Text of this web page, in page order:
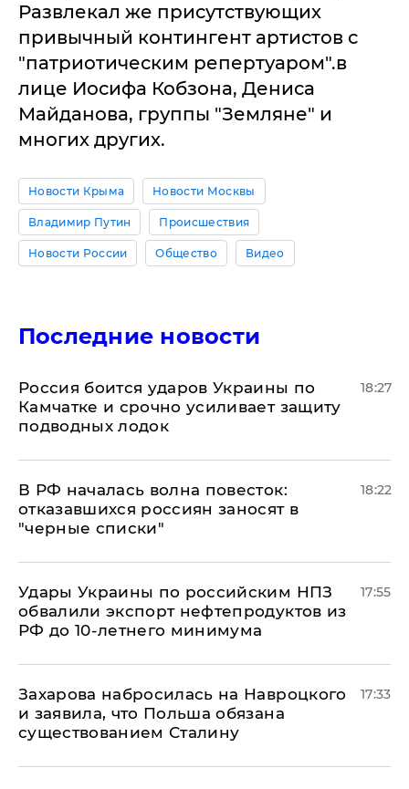
Развлекал же присутствующих
привычный контингент артистов с
"патриотическим репертуаром".в
лице Иосифа Кобзона, Дениса
Майданова, группы "Земляне" и
многих других.
Новости Крыма Новости Москвы
Владимир Путин Происшествия
Новости России Общество Видео
Последние новости
Россия боится ударов Украины по
Камчатке и срочно усиливает защиту
подводных лодок
18:27
​В РФ началась волна повесток:
отказавшихся россиян заносят в
"черные списки"
18:22
Удары Украины по российским НПЗ
обвалили экспорт нефтепродуктов из
РФ до 10-летнего минимума
17:55
​Захарова набросилась на Навроцкого
и заявила, что Польша обязана
существованием Сталину
17:33